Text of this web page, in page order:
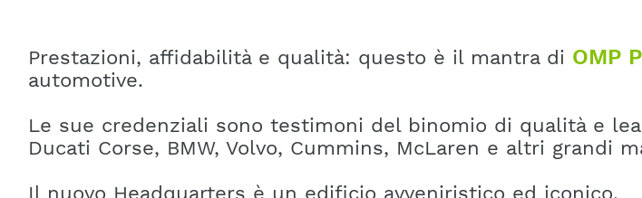
Prestazioni, affidabilità e qualità: questo è il mantra di OMP
automotive.
Le sue credenziali sono testimoni del binomio di qualità e
Ducati Corse, BMW, Volvo, Cummins, McLaren e altri grandi
Il nuovo Headquarters è un edificio avveniristico ed iconico.